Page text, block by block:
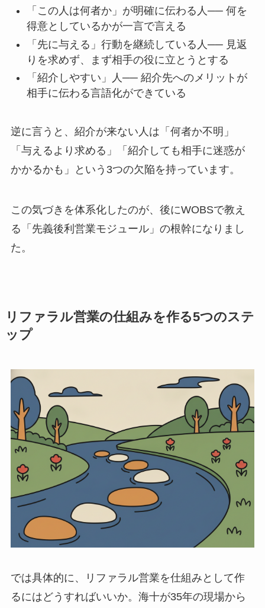
「この人は何者か」が明確に伝わる人── 何を
得意としているかが一言で言える
「先に与える」行動を継続している人── 見返
りを求めず、まず相手の役に立とうとする
「紹介しやすい」人── 紹介先へのメリットが
相手に伝わる言語化ができている
逆に言うと、紹介が来ない人は「何者か不明」
「与えるより求める」「紹介しても相手に迷惑が
かかるかも」という3つの欠陥を持っています。
この気づきを体系化したのが、後にWOBSで教え
る「先義後利営業モジュール」の根幹になりまし
た。
リファラル営業の仕組みを作る5つのステ
ップ
では具体的に、リファラル営業を仕組みとして作
るにはどうすればいいか。海十が35年の現場から